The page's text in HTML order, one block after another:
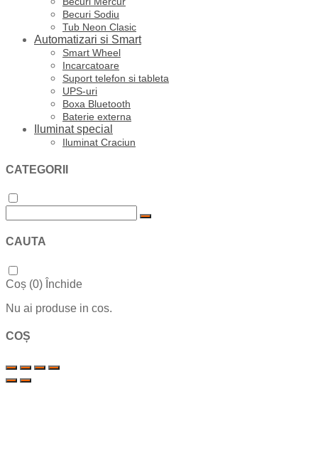
Becuri Sodiu
Tub Neon Clasic
Automatizari si Smart
Smart Wheel
Incarcatoare
Suport telefon si tableta
UPS-uri
Boxa Bluetooth
Baterie externa
Iluminat special
Iluminat Craciun
CATEGORII
CAUTA
Coș (0) Închide
Nu ai produse in cos.
COȘ